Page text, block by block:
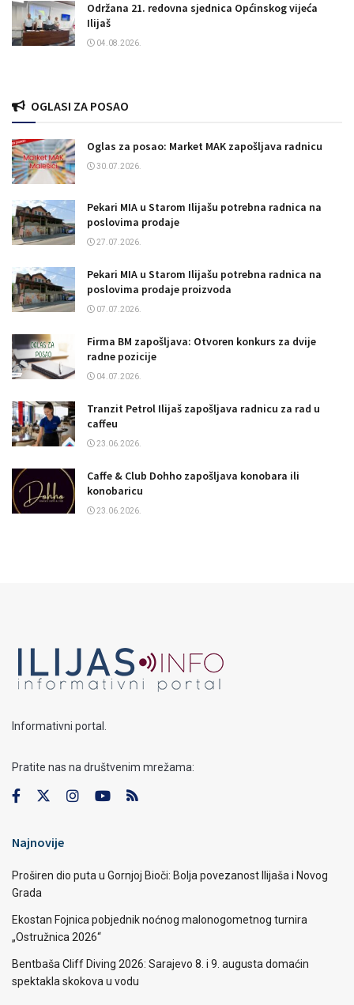
Održana 21. redovna sjednica Općinskog vijeća
Ilijaš
04.08.2026.
OGLASI ZA POSAO
Oglas za posao: Market MAK zapošljava radnicu
30.07.2026.
Pekari MIA u Starom Ilijašu potrebna radnica na
poslovima prodaje
27.07.2026.
Pekari MIA u Starom Ilijašu potrebna radnica na
poslovima prodaje proizvoda
07.07.2026.
Firma BM zapošljava: Otvoren konkurs za dvije
radne pozicije
04.07.2026.
Tranzit Petrol Ilijaš zapošljava radnicu za rad u
caffeu
23.06.2026.
Caffe & Club Dohho zapošljava konobara ili
konobaricu
23.06.2026.
Informativni portal.
Pratite nas na društvenim mrežama:
Najnovije
Proširen dio puta u Gornjoj Bioči: Bolja povezanost Ilijaša i Novog
Grada
Ekostan Fojnica pobjednik noćnog malonogometnog turnira
„Ostružnica 2026“
Bentbaša Cliff Diving 2026: Sarajevo 8. i 9. augusta domaćin
spektakla skokova u vodu